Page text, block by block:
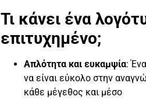
Τι κάνει ένα
επιτυχημένο;
Απλότητα και ευκαμψία:
να είναι εύκολο στην
κάθε μέγεθος και μέσο